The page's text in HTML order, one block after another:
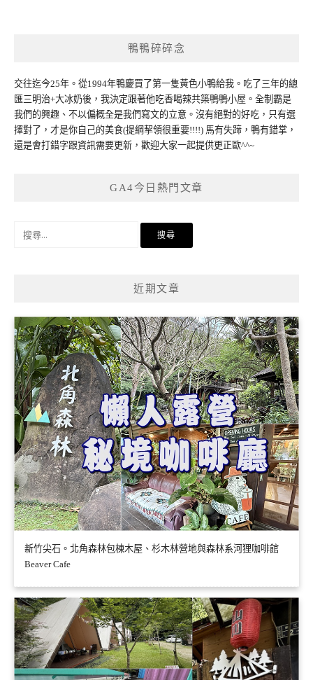
鴨鴨碎碎念
交往迄今25年。從1994年鴨慶買了第一隻黃色小鴨給我。吃了三年的總
匯三明治+大冰奶後，我決定跟著他吃香喝辣共築鴨鴨小屋。全制霸是
我們的興趣、不以偏概全是我們寫文的立意。沒有絕對的好吃，只有選
擇對了，才是你自己的美食(提綱挈領很重要!!!!) 馬有失蹄，鴨有錯掌，
還是會打錯字跟資訊需要更新，歡迎大家一起提供更正歐^^~
GA4今日熱門文章
近期文章
新竹尖石。北角森林包棟木屋、杉木林營地與森林系河狸咖啡館
Beaver Cafe